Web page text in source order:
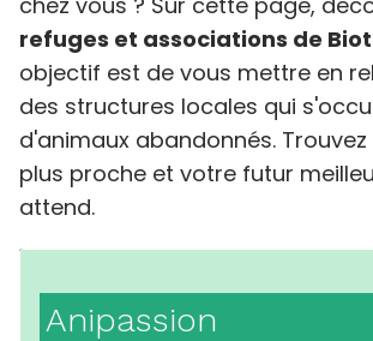
refuges et associations de Biot
objectif est de vous mettre en
des structures locales qui
d'animaux abandonnés.
plus proche et votre futur
attend.
Anipassion